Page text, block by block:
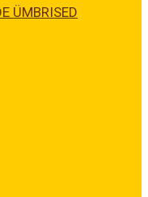
ÜMBRISED